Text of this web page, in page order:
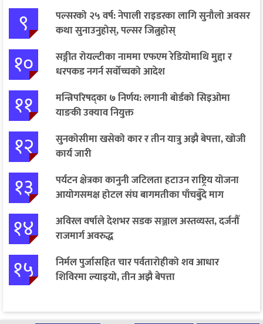
९
पल्सरको २५ वर्ष: नेपाली राइडरका लागि सुनौलो अवसर
कथा सुनाउनुहोस्, पल्सर जित्नुहोस्
१०
सङ्गीत रोयल्टीका नाममा एफएम रेडियोमाथि मुद्दा र
धरपकड नगर्न सर्वोच्चको आदेश
११
मन्त्रिपरिषद्का ७ निर्णय: लगानी बोर्डको सिइओमा
याङकी उक्याव नियुक्त
१२
सुनकोसीमा खसेको कार र तीन यात्रु अझै बेपत्ता, खोजी
कार्य जारी
१३
पर्यटन क्षेत्रका कानुनी जटिलता हटाउन राष्ट्रिय योजना
आयोगसमक्ष होटल संघ बागमतीका पाँचबुँदे माग
१४
अविरल वर्षाले देशभर सडक सञ्जाल अस्तव्यस्त, दर्जनौँ
राजमार्ग अवरुद्ध
१५
निर्मल पुर्जासहित चार पर्वतारोहीको शव आधार
शिविरमा ल्याइयो, तीन अझै बेपत्ता